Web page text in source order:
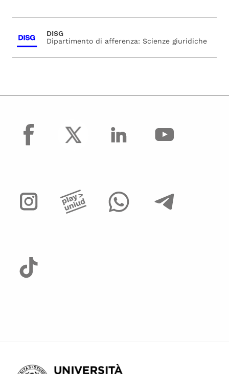
DISG
Dipartimento di afferenza: Scienze giuridiche
facebook